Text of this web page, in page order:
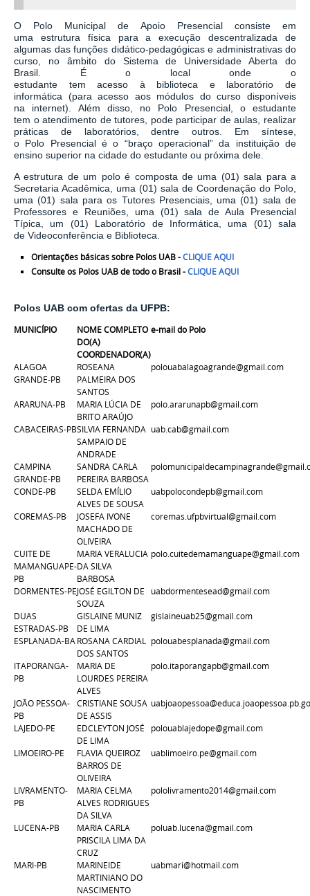
O Polo Municipal de Apoio Presencial consisteem
uma
estrutura física para a execução descentralizada de
algumas das funções didático-pedagógicas e administrativas do
curso, no âmbito do Sistema de Universidade Aberta do
Brasil. Éo localonde o
estudante tem acesso à biblioteca elaboratóriode
informática (para acesso aos módulos docurso disponíveis
na internet). Além disso,
no Polo Presencial, o estudante
tem oatendimento de tutores, pode participar deaulas, realizar
práticas de laboratórios, dentre outros. Em síntese,
o Polo Presencialé o “braço operacional” da instituiçãode
ensino superior na cidade do estudante ou próxima dele.
A estrutura de um polo é composta de uma (01) sala para a
Secretaria Acadêmica, uma (01) sala de Coordenação do Polo,
uma (01) sala para os Tutores Presenciais, uma (01) sala de
Professores e Reuniões, uma (01) sala de Aula Presencial
Típica, um (01) Laboratório de Informática, uma (01) sala
de Videoconferência e Biblioteca.
Orientações básicas sobre Polos UAB -CLIQUE AQUI
Consulte os Polos UAB de todo o Brasil -CLIQUE AQUI
Polos UAB com ofertas da UFPB:
MUNICÍPIO
NOME COMPLETO
DO(A)
COORDENADOR(A)
e-mail do Polo
ALAGOA
GRANDE-PB
ROSEANA
PALMEIRA DOS
SANTOS
polouabalagoagrande@gmail.com
ARARUNA-PB
MARIA LÚCIA DE
BRITO ARAÚJO
polo.ararunapb@gmail.com
CABACEIRAS-PBSILVIA FERNANDA
SAMPAIO DE
ANDRADE
uab.cab@gmail.com
CAMPINA
GRANDE-PB
SANDRA CARLA
PEREIRA BARBOSA
CONDE-PB
SELDA EMÍLIO
ALVES DE SOUSA
uabpolocondepb@gmail.com
COREMAS-PB
JOSEFA IVONE
MACHADO DE
OLIVEIRA
coremas.ufpbvirtual@gmail.com
CUITE DE
MAMANGUAPE-
PB
MARIA VERALUCIA
DA SILVA
BARBOSA
polo.cuitedemamanguape@gmail.com
DORMENTES-PEJOSÉ EGILTON DE
SOUZA
uabdormentesead@gmail.com
DUAS
ESTRADAS-PB
GISLAINE MUNIZ
DE LIMA
gislaineuab25@gmail.com
ESPLANADA-BAROSANA CARDIAL
DOS SANTOS
polouabesplanada@gmail.com
ITAPORANGA-
PB
MARIA DE
LOURDES PEREIRA
ALVES
polo.itaporangapb@gmail.com
JOÃO PESSOA-
PB
CRISTIANE SOUSA
DE ASSIS
LAJEDO-PE
EDCLEYTON JOSÉ
DE LIMA
polouablajedope@gmail.com
LIMOEIRO-PE
FLAVIA QUEIROZ
BARROS DE
OLIVEIRA
uablimoeiro.pe@gmail.com
LIVRAMENTO-
PB
MARIA CELMA
ALVES RODRIGUES
DA SILVA
pololivramento2014@gmail.com
LUCENA-PB
MARIA CARLA
PRISCILA LIMA DA
CRUZ
poluab.lucena@gmail.com
MARI-PB
MARINEIDE
MARTINIANO DO
NASCIMENTO
uabmari@hotmail.com